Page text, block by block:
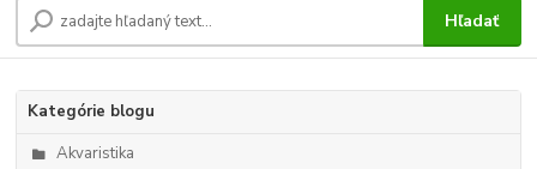
Hľadať
Kategórie blogu
Akvaristika